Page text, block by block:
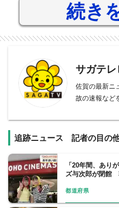
続き
サガテレ
佐賀の最新ニ
故の速報など
追跡ニュース 記者の目の
「20年間、あり
ズ与次郎が閉
都道府県